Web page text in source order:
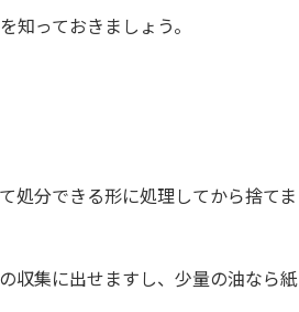
知っておきましょう。
処分できる形に処理してから捨てま
収集に出せますし、少量の油なら紙